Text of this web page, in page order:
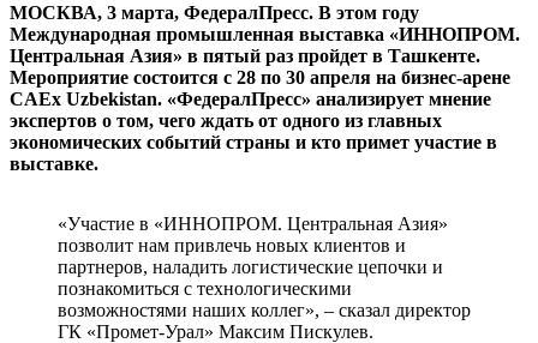
МОСКВА, 3 марта, ФедералПресс. В этом году
Международная промышленная выставка «ИННОПРОМ.
Центральная Азия» в пятый раз пройдет в Ташкенте.
Мероприятие состоится с 28 по 30 апреля на бизнес-арене
CAEx Uzbekistan. «ФедералПресс» анализирует мнение
экспертов о том, чего ждать от одного из главных
экономических событий страны и кто примет участие в
выставке.
«Участие в «ИННОПРОМ. Центральная Азия»
позволит нам привлечь новых клиентов и
партнеров, наладить логистические цепочки и
познакомиться с технологическими
возможностями наших коллег», – сказал директор
ГК «Промет-Урал» Максим Пискулев.